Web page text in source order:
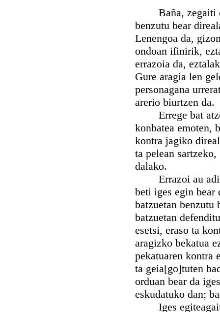
Baña, zegaiti
benzutu bear
Lenengoa da,
ondoan ifinirik,
errazoia da,
Gure aragia len
personagana
arerio biurtzen da.
Errege bat
konbatea emoten,
kontra jagiko
ta pelean
dalako.
Errazoi au
beti iges egin bear
batzuetan benzutu
batzuetan
esetsi, eraso ta
aragizko bekatua
pekatuaren kontra
ta geia[go]tuten
orduan bear da
eskudatuko dan;
Iges egiteagaiti